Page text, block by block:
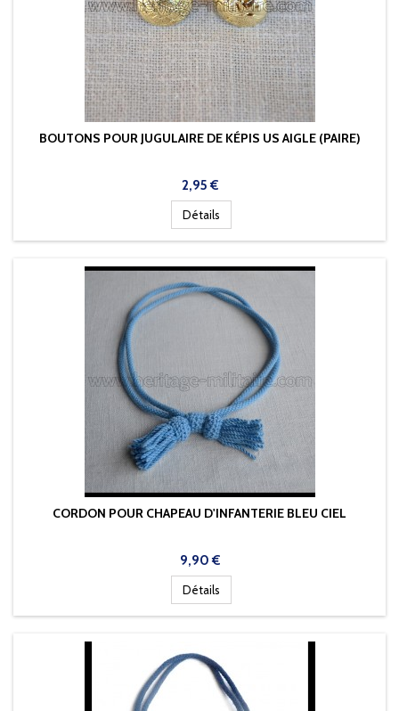
BOUTONS POUR JUGULAIRE DE KÉPIS US AIGLE (PAIRE)
Prix
2,95 €
Détails
CORDON POUR CHAPEAU D'INFANTERIE BLEU CIEL
Prix
9,90 €
Détails